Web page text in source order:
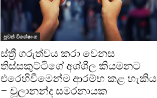
පුවත් විශේෂාංග
ස්ත්‍රී ගරුත්වය කරා වෙනස
තිස්සකුට්ටිගේ අශ්ශීල කියමනට
එරෙහිවීමෙන්ම ආරම්භ කළ හැකිය
– චූලානන්ද සමරනායක